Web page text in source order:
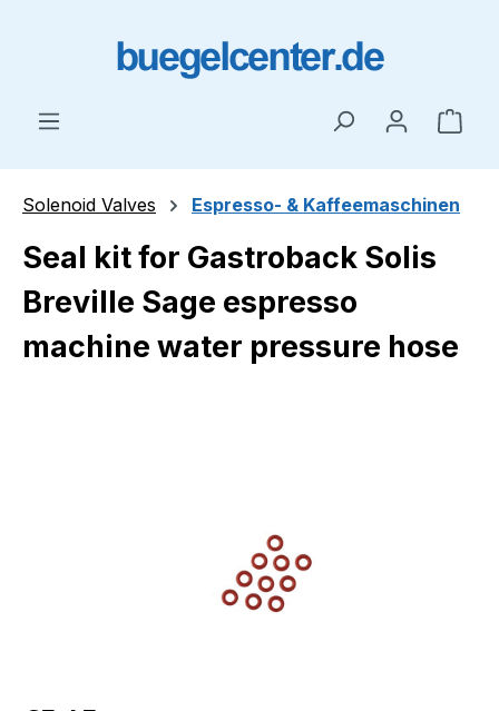
Solenoid Valves Espresso- & Kaffeemaschinen
Seal kit for Gastroback Solis
Breville Sage espresso
machine water pressure hose